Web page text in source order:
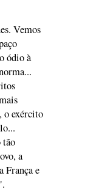
Vemos
ódio à
o exército
tão
a
França e